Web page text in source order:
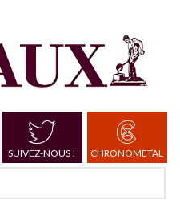
SUIVEZ-NOUS ! CHRONOMETAL